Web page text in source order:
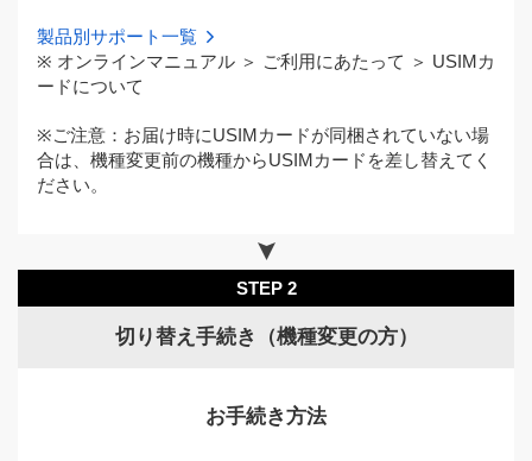
製品別サポート一覧
※ オンラインマニュアル ＞ ご利用にあたって ＞ USIMカ
ードについて
※ご注意：お届け時にUSIMカードが同梱されていない場
合は、機種変更前の機種からUSIMカードを差し替えてく
ださい。
STEP 2
切り替え手続き（機種変更の方）
お手続き方法